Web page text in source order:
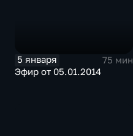
5 января
75 мин
Эфир от 05.01.2014